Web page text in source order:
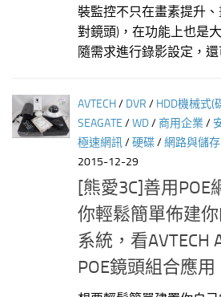
裝監控不只在畫素提升
對鏡頭)，在功能上也是
隨需求進行錄影設定，還
AVTECH/ DVR / HDD機械式(
SEAGATE /WD/商用企業/
極速網訊/硬碟/網路與儲存
2015-12-29
[熊愛3C]善用POE
你輕鬆簡單佈建
系統，看AVTECH
POE鏡頭組合應用